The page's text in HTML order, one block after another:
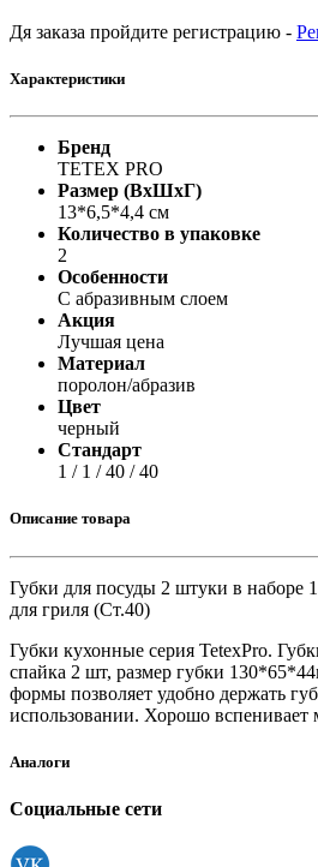
Дя заказа пройдите регистрацию -
Характеристики
Бренд
TETEX PRO
Размер (ВхШхГ)
13*6,5*4,4 см
Количество в упаковке
2
Особенности
С абразивным слоем
Акция
Лучшая цена
Материал
поролон/абразив
Цвет
черный
Стандарт
1 / 1 / 40 / 40
Описание товара
Губки для посуды 2 штуки в наборе
для гриля (Ст.40)
Губки кухонные серия TetexPro.
спайка 2 шт, размер губки
формы позволяет удобно держать
использовании. Хорошо вспенивает
Аналоги
Социальные сети